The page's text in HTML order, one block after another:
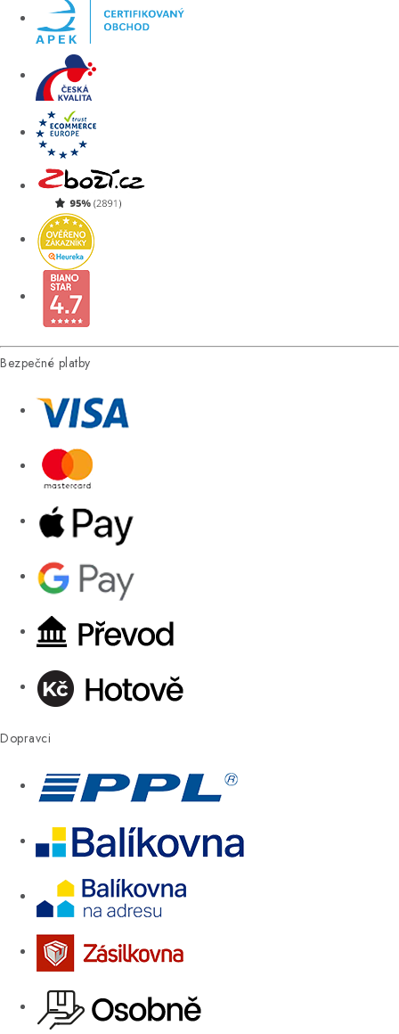
Bezpečné platby
Dopravci